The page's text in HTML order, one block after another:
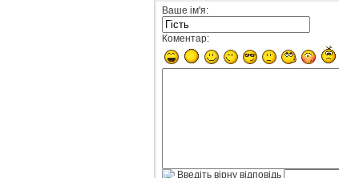
Ваше ім'я:
Коментар:
Введіть вірну відповідь